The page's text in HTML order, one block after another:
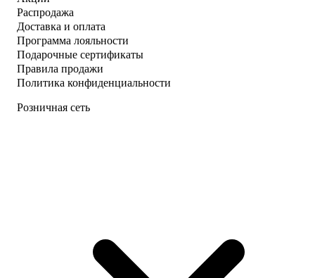
Распродажа
Доставка и оплата
Программа лояльности
Подарочные сертификаты
Правила продажи
Политика конфиденциальности
Розничная сеть